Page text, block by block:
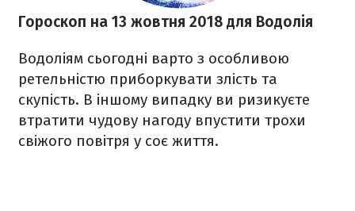
Гороскоп на 13 жовтня 2018 для Водолія
Водоліям сьогодні варто з особливою
ретельністю приборкувати злість та
скупість. В іншому випадку ви ризикуєте
втратити чудову нагоду впустити трохи
свіжого повітря у соє життя.